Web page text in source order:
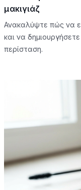
μακιγιάζ
Ανακαλύψτε πώς να
και να
περίσταση.